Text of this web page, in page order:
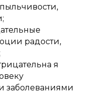
радости,
я
заболеваниями